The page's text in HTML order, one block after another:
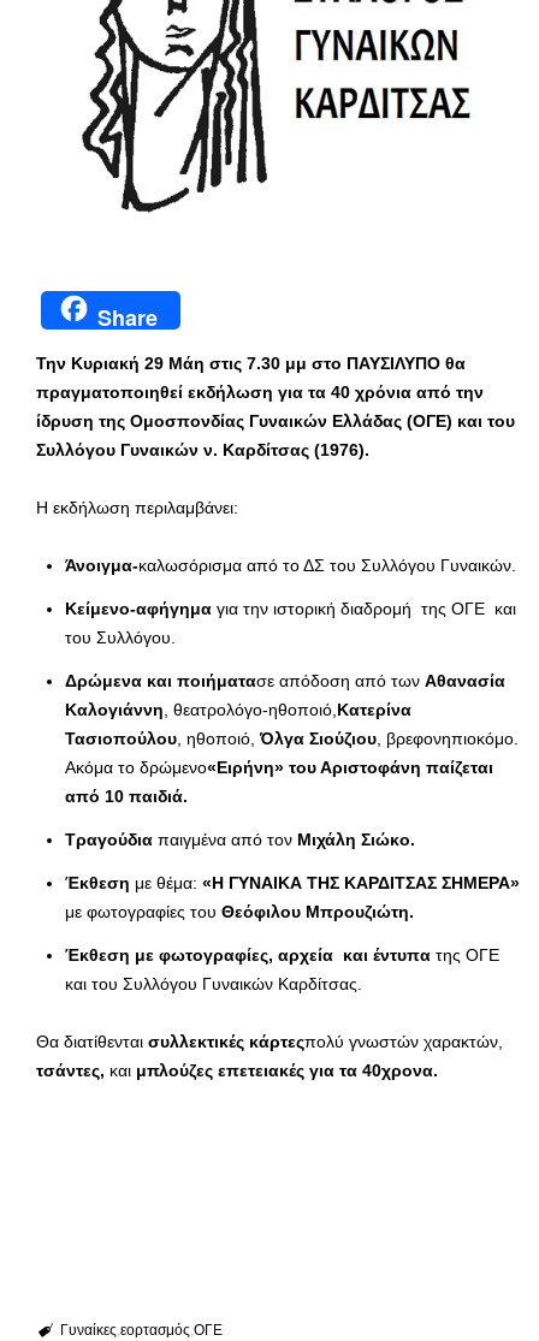
Share
Την Κυριακή 29 Μάη στις 7.30 μμ στο ΠΑΥΣΙΛΥΠΟ θα
πραγματοποιηθεί εκδήλωση για τα 40 χρόνια από την
ίδρυση της Ομοσπονδίας Γυναικών Ελλάδας (ΟΓΕ) και του
Συλλόγου Γυναικών ν. Καρδίτσας (1976).
Η εκδήλωση περιλαμβάνει:
Άνοιγμα-καλωσόρισμα από το ΔΣ του Συλλόγου Γυναικών.
Κείμενο-αφήγημα για την ιστορική διαδρομή της ΟΓΕ και
του Συλλόγου.
Δρώμενα και ποιήματασε απόδοση από των Αθανασία
Καλογιάννη, θεατρολόγο-ηθοποιό,Κατερίνα
Τασιοπούλου, ηθοποιό,Όλγα Σιούζιου, βρεφονηπιοκόμο.
Ακόμα το δρώμενο«Ειρήνη» του Αριστοφάνη παίζεται
από 10 παιδιά.
Τραγούδια παιγμένα από τον Μιχάλη Σιώκο.
Έκθεση με θέμα: «Η ΓΥΝΑΙΚΑ ΤΗΣ ΚΑΡΔΙΤΣΑΣ ΣΗΜΕΡΑ»
με φωτογραφίες του Θεόφιλου Μπρουζιώτη.
Έκθεση με φωτογραφίες, αρχεία και έντυπα της ΟΓΕ
και του Συλλόγου Γυναικών Καρδίτσας.
Θα διατίθενται συλλεκτικές κάρτεςπολύ γνωστών χαρακτών,
τσάντες, και μπλούζες επετειακές για τα 40χρονα.
Γυναίκες εορτασμός ΟΓΕ